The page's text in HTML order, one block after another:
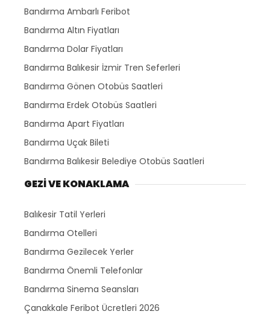
Bandırma Ambarlı Feribot
Bandırma Altın Fiyatları
Bandırma Dolar Fiyatları
Bandırma Balıkesir İzmir Tren Seferleri
Bandırma Gönen Otobüs Saatleri
Bandırma Erdek Otobüs Saatleri
Bandırma Apart Fiyatları
Bandırma Uçak Bileti
Bandırma Balıkesir Belediye Otobüs Saatleri
GEZİ VE KONAKLAMA
Balıkesir Tatil Yerleri
Bandırma Otelleri
Bandırma Gezilecek Yerler
Bandırma Önemli Telefonlar
Bandırma Sinema Seansları
Çanakkale Feribot Ücretleri 2026